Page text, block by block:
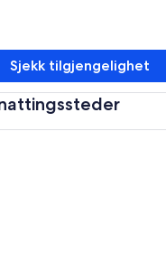
Sjekk tilgjengelighet
by Tiny Away